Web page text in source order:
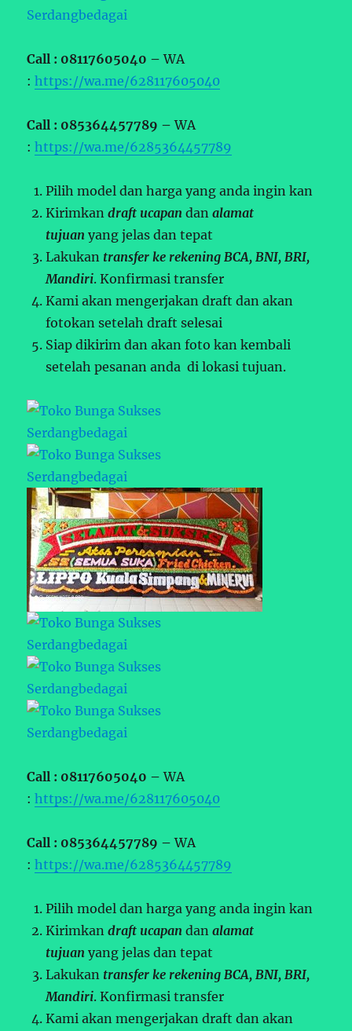
Call : 08117605040 –WA
:https://wa.me/628117605040
Call : 085364457789 –WA
:https://wa.me/6285364457789
Pilih model dan harga yang anda ingin kan
Kirimkandraft ucapan danalamat
tujuan yang jelas dan tepat
Lakukan transfer ke rekening BCA, BNI, BRI,
Mandiri. Konfirmasi transfer
Kami akan mengerjakan draft dan akan
fotokan setelah draft selesai
Siap dikirim dan akan foto kan kembali
setelah pesanan anda di lokasi tujuan.
Call : 08117605040 –WA
:https://wa.me/628117605040
Call : 085364457789 –WA
:https://wa.me/6285364457789
Pilih model dan harga yang anda ingin kan
Kirimkandraft ucapan danalamat
tujuan yang jelas dan tepat
Lakukan transfer ke rekening BCA, BNI, BRI,
Mandiri. Konfirmasi transfer
Kami akan mengerjakan draft dan akan